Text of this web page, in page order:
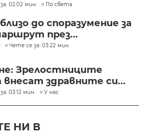
02:02 мин. По света
до споразумение за
през...
Чете се за: 03:22 мин.
Зрелостниците
внесат здравните си...
03:12 мин. У нас
НИ В